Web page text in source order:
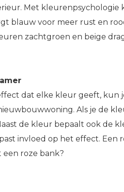
Met kleurenpsychologie
blauw voor meer rust en
zachtgroen en beige
dat elke kleur geeft, kun
Als je de
de kleur bepaalt ook de
invloed op het effect. Een
roze bank?